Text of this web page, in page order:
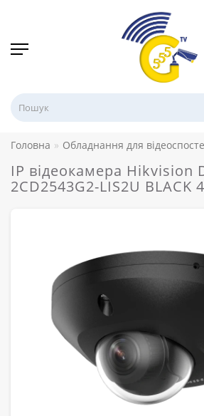
Головна Обладнання для
IP відеокамера Hikvision
2CD2543G2-LIS2U